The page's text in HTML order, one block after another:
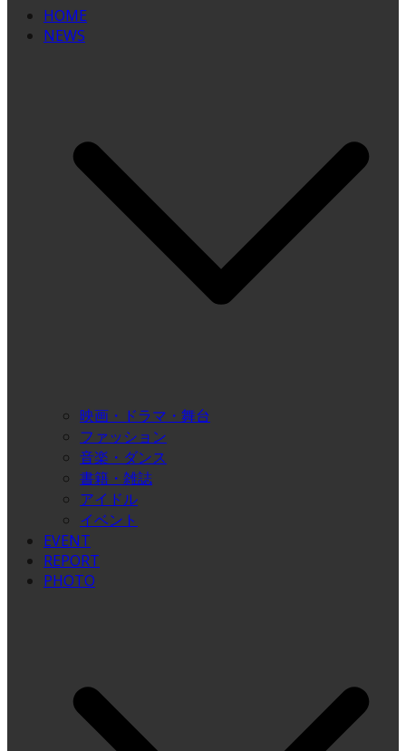
HOME
NEWS
映画・ドラマ・舞台
ファッション
音楽・ダンス
書籍・雑誌
アイドル
イベント
EVENT
REPORT
PHOTO